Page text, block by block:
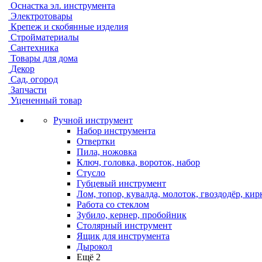
Оснастка эл. инструмента
Электротовары
Крепеж и скобянные изделия
Стройматериалы
Сантехника
Товары для дома
Декор
Сад, огород
Запчасти
Уцененный товар
Ручной инструмент
Набор инструмента
Отвертки
Пила, ножовка
Ключ, головка, вороток, набор
Стусло
Губцевый инструмент
Лом, топор, кувалда, молоток, гвоздодёр,
Работа со стеклом
Зубило, кернер, пробойник
Столярный инструмент
Ящик для инструмента
Дырокол
Ещё 2